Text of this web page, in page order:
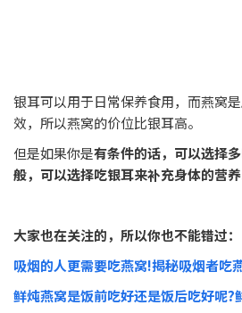
银耳可以用于日常保养食用，而燕窝
效，所以燕窝的价位比银耳高。
但是如果你是有条件的话，可以选择
般，可以选择吃银耳来补充身体的营养
大家也在关注的，所以你也不能错过：
吸烟的人更需要吃燕窝!揭秘吸烟者吃
鲜炖燕窝是饭前吃好还是饭后吃好呢?